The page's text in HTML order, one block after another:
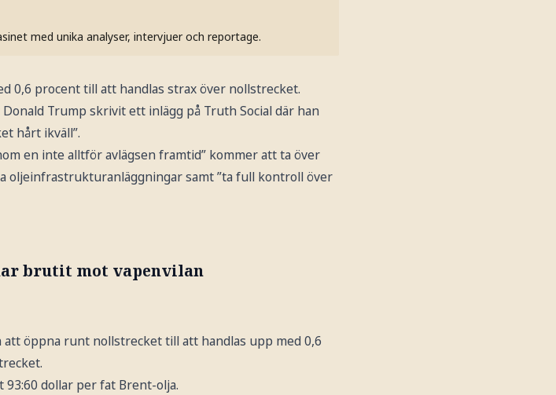
med unika analyser, intervjuer och reportage.
0,6 procent till att handlas strax över nollstrecket.
Trump skrivit ett inlägg på Truth Social där han
hårt ikväll”.
en inte alltför avlägsen framtid” kommer att ta över
oljeinfrastrukturanläggningar samt ”ta full kontroll över
brutit mot vapenvilan
öppna runt nollstrecket till att handlas upp med 0,6
dollar per fat Brent-olja.